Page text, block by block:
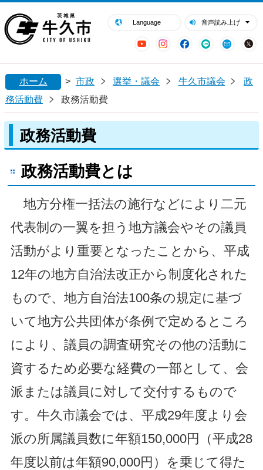
Language 音声読み上げ
YouTubeInstagram
Facebook
LINE Mail
閉じる
ホーム > 市政 選挙・議会 牛久市議会
政
務活動費
政務活動費
政務活動費
政務活動費とは
地方分権一括法の施行などにより二元
代表制の一翼を担う地方議会やその議員
活動がより重要となったことから、平成
12年の地方自治法改正から制度化された
もので、地方自治法100条の規定に基づ
いて地方公共団体が条例で定めるところ
により、議員の調査研究その他の活動に
資するため必要な経費の一部として、会
派または議員に対して交付するもので
す。牛久市議会では、平成29年度より会
派の所属議員数に年額150,000円（平成28
年度以前は年額90,000円）を乗じて得た